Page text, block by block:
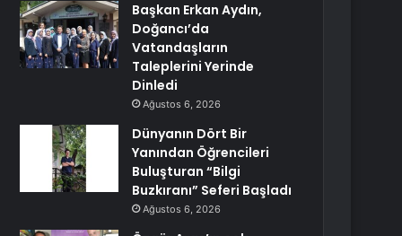
Başkan Erkan Aydın,
Doğancı’da
Vatandaşların
Taleplerini Yerinde
Dinledi
Ağustos 6, 2026
Dünyanın Dört Bir
Yanından Öğrencileri
Buluşturan “Bilgi
Buzkıranı” Seferi Başladı
Ağustos 6, 2026